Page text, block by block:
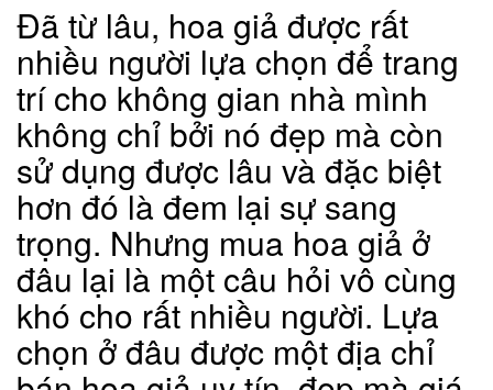
Đã từ lâu, hoa giả được rất
nhiều người lựa chọn để trang
trí cho không gian nhà mình
không chỉ bởi nó đẹp mà còn
sử dụng được lâu và đặc biệt
hơn đó là đem lại sự sang
trọng. Nhưng mua hoa giả ở
đâu lại là một câu hỏi vô cùng
khó cho rất nhiều người. Lựa
chọn ở đâu được một địa chỉ